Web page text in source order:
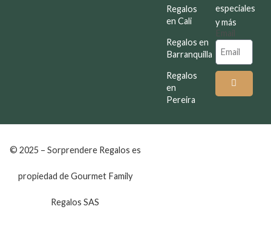
Regalos
en Cali
Regalos en
Barranquilla
Regalos
en
Pereira
especiales
y más
Email
© 2025 – Sorprendere Regalos es
propiedad de Gourmet Family
Regalos SAS